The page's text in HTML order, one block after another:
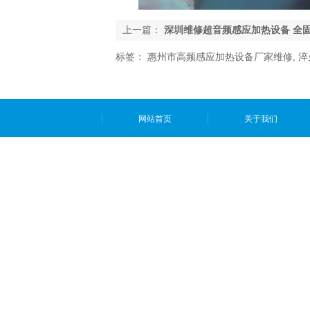
上一篇： 深圳维修超音频感应加热设备 全
标签： 惠州市高频感应加热设备厂家维修, 淬
网站首页 关于我们